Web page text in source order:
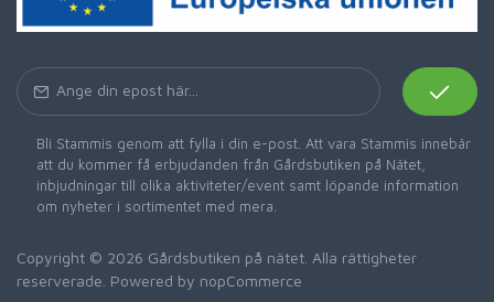
Bli Stammis genom att fylla i din e-post. Att vara Stammis innebär
att du kommer få erbjudanden från Gårdsbutiken på Nätet,
inbjudningar till olika aktiviteter/event samt löpande information
om nyheter i sortimentet med mera.
Copyright © 2026 Gårdsbutiken på nätet. Alla rättigheter
reserverade. Powered by nopCommerce